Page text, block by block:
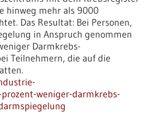
hinweg mehr als 9000
Das Resultat: Bei Personen,
in Anspruch genommen
Darmkrebs-
Teilnehmern, die auf die
weniger-darmkrebs-